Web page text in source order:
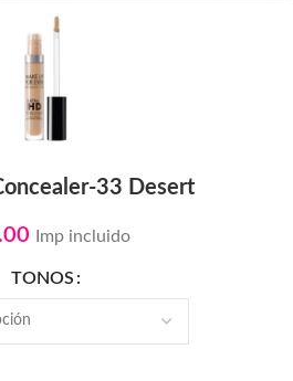
33 Desert
Imp incluido
TONOS